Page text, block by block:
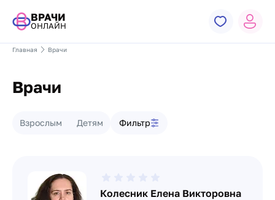
ВРАЧИ
ОНЛАЙН
Главная Врачи
Врачи
Фильтр врачей
Взрослым Детям Фильтр
Колесник Елена Викторовна